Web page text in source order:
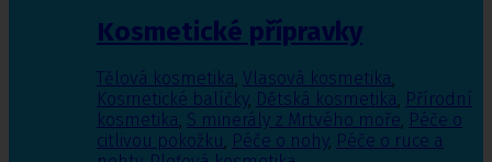
Kosmetické přípravky
Tělová kosmetika, Vlasová kosmetika,
Kosmetické balíčky, Dětská kosmetika, Přírodní
kosmetika, S minerály z Mrtvého moře, Péče o
citlivou pokožku, Péče o nohy, Péče o ruce a